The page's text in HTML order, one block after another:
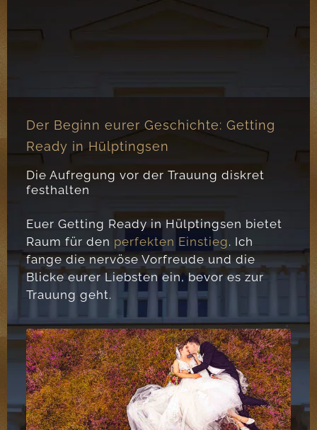
Der Beginn eurer Geschichte: Getting
Ready in Hülptingsen
Die Aufregung vor der Trauung diskret
festhalten
Euer Getting Ready in Hülptingsen bietet
Raum für den perfekten Einstieg. Ich
fange die nervöse Vorfreude und die
Blicke eurer Liebsten ein, bevor es zur
Trauung geht.